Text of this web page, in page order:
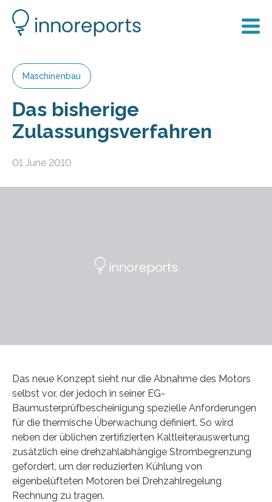
Maschinenbau
Das bisherige
Zulassungsverfahren
01 June 2010
Das neue Konzept sieht nur die Abnahme des Motors
selbst vor, der jedoch in seiner EG-
Baumusterprüfbescheinigung spezielle Anforderungen
für die thermische Überwachung definiert. So wird
neben der üblichen zertifizierten Kaltleiterauswertung
zusätzlich eine drehzahlabhängige Strombegrenzung
gefordert, um der reduzierten Kühlung von
eigenbelüfteten Motoren bei Drehzahlregelung
Rechnung zu tragen.